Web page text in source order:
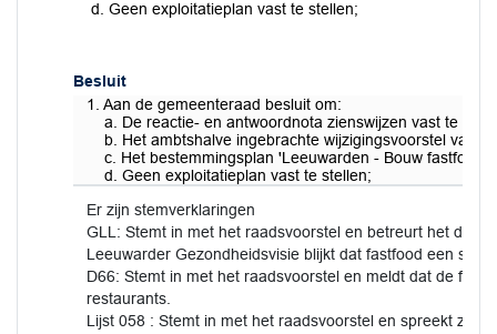
d. Geen exploitatieplan vast te stellen;
Besluit
1. Aan de gemeenteraad besluit om:
a. De reactie- en antwoordnota zienswijzen vast te
b. Het ambtshalve ingebrachte wijzigingsvoorstel vast
c. Het bestemmingsplan 'Leeuwarden - Bouw
d. Geen exploitatieplan vast te stellen;
Er zijn stemverklaringen
GLL: Stemt in met het raadsvoorstel en betreurt het dat
Leeuwarder Gezondheidsvisie blijkt dat fastfood een
D66: Stemt in met het raadsvoorstel en meldt dat de
restaurants.
Lijst 058 : Stemt in met het raadsvoorstel en spreekt z'n